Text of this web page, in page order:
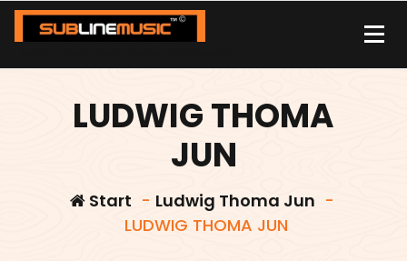
Zum
Inhalt
LUDWIG THOMA
JUN
Start - Ludwig Thoma Jun -
LUDWIG THOMA JUN